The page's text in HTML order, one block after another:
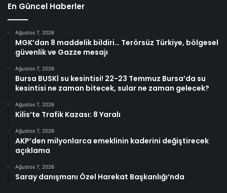
En Güncel Haberler
Ağustos 7, 2026
MGK’dan 8 maddelik bildiri… Terörsüz Türkiye, bölgesel
güvenlik ve Gazze mesajı
Ağustos 7, 2026
Bursa BUSKİ su kesintisi! 22-23 Temmuz Bursa’da su
kesintisi ne zaman bitecek, sular ne zaman gelecek?
Ağustos 7, 2026
Kilis’te Trafik Kazası: 8 Yaralı
Ağustos 7, 2026
AKP’den milyonlarca emeklinin kaderini değiştirecek
açıklama
Ağustos 7, 2026
Saray danışmanı Özel Harekat Başkanlığı’nda